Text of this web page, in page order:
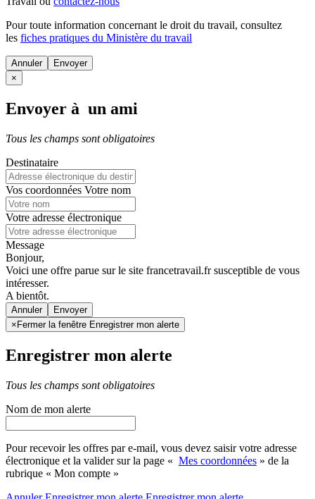
Pour toute information concernant le droit du travail, consultez
les fiches pratiques du Ministère du travail
Annuler
×
Envoyer à un ami
Tous les champs sont obligatoires
Destinataire
Vos coordonnées Votre nom
Votre adresse électronique
Message
Bonjour,
Voici une offre parue sur le site francetravail.fr susceptible de vous
intéresser.
A bientôt.
Annuler
× Fermer la fenêtre Enregistrer mon alerte
Enregistrer mon alerte
Tous les champs sont obligatoires
Nom de mon alerte
Pour recevoir les offres par e-mail, vous devez saisir votre adresse
électronique et la valider sur la page « Mes coordonnées » de la
rubrique « Mon compte »